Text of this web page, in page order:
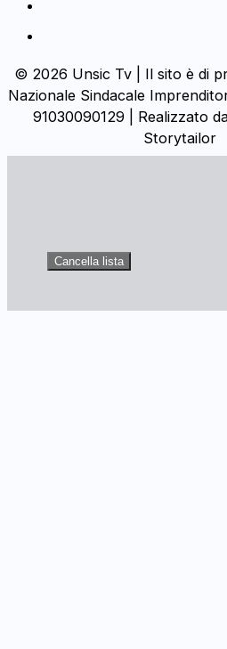
© 2026 Unsic Tv | Il sito è di
Nazionale Sindacale
91030090129 | Realizzato
Storytailor
Cancella lista